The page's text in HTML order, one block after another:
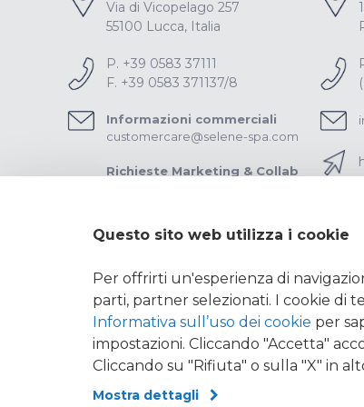
Via di Vicopelago 257
55100 Lucca, Italia
P. +39 0583 37111
F. +39 0583 371137/8
Informazioni commerciali
customercare@selene-spa.com
Richieste Marketing & Collab
info@selene-spa.com
SELENE S.P.A. - C.F. e P. IVA 00130710460 - REA
Questo sito web utilizza i cookie
Per offrirti un'esperienza di
parti, partner selezionati. I cookie di
Informativa sull’uso dei cookie per
impostazioni. Cliccando "Accetta"
Cliccando su "Rifiuta" o sulla "X" in
Mostra dettagli